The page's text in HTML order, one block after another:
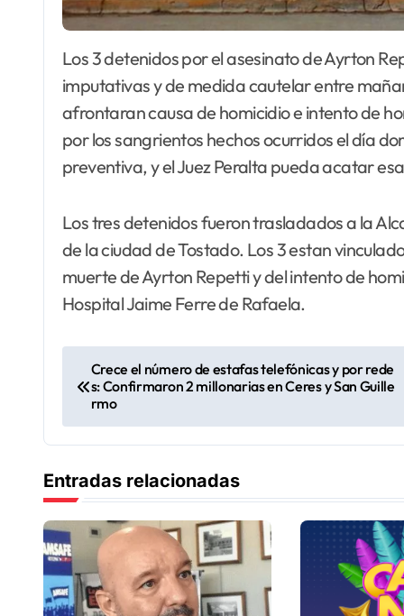
Los 3 detenidos por el asesinato de Ayrton Repetti afrontaran las respectivas audiencias
imputativas y de medida cautelar entre
afrontaran causa de homicidio e intento de
por los sangrientos hechos ocurridos el día
preventiva, y el Juez Peralta pueda acatar
Los tres detenidos fueron trasladados a la
de la ciudad de Tostado. Los 3 estan
muerte de Ayrton Repetti y del intento de
Hospital Jaime Ferre de Rafaela.
v
e
g
a
c
Crece el número de estafas telefónicas y por rede
s: Confirmaron 2 millonarias en Ceres y San Guille
rmo
Entradas relacionadas